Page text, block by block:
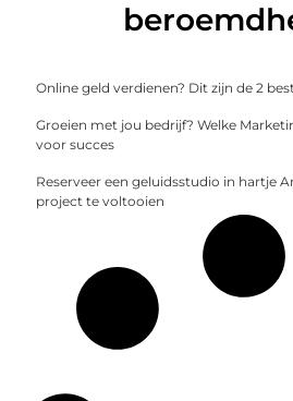
Online geld verdienen? Dit zijn de 2
Groeien met jou bedrijf? Welke
voor succes
Reserveer een geluidsstudio in hartje
project te voltooien